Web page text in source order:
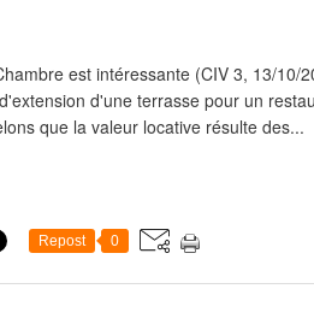
est intéressante (CIV 3, 13/10/
d'une terrasse pour un
que la valeur locative résulte des...
Repost 0